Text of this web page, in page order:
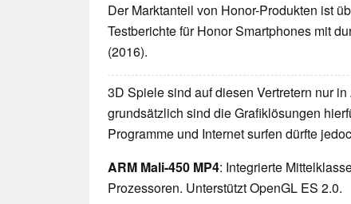
Der Marktanteil von Honor-Produkten ist
Testberichte für Honor Smartphones mit
(2016).
3D Spiele sind auf diesen Vertretern nur
grundsätzlich sind die Grafiklösungen
Programme und Internet surfen dürfte
ARM Mali-450 MP4: Integrierte
Prozessoren. Unterstützt OpenGL ES 2.0.